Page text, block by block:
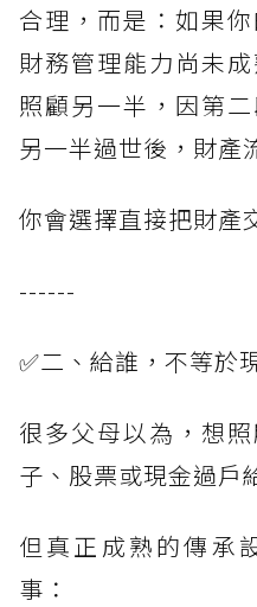
合理，而是：如果
財務管理能力尚未
照顧另一半，因第
另一半過世後，財產
你會選擇直接把財產
------
✅二、給誰，不等於
很多父母以為，想
子、股票或現金過戶
但真正成熟的傳承
事：